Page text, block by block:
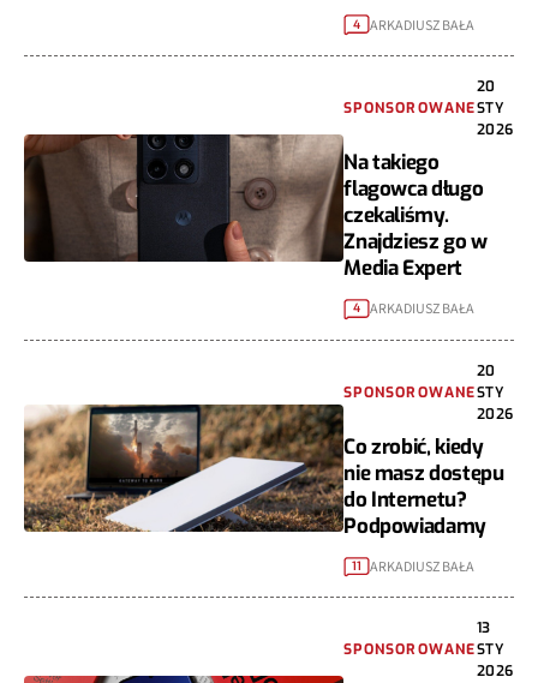
4 ARKADIUSZ BAŁA
SPONSOROWANE
20
STY
2026
Na takiego
flagowca długo
czekaliśmy.
Znajdziesz go w
Media Expert
4 ARKADIUSZ BAŁA
SPONSOROWANE
20
STY
2026
Co zrobić, kiedy
nie masz dostępu
do Internetu?
Podpowiadamy
11 ARKADIUSZ BAŁA
SPONSOROWANE
13
STY
2026